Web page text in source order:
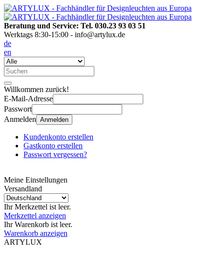
Beratung und Service: Tel. 030.23 93 03 51
Werktags 8:30-15:00 - info@artylux.de
de
en
Willkommen zurück!
E-Mail-Adresse
Passwort
Anmelden Anmelden
Kundenkonto erstellen
Gastkonto erstellen
Passwort vergessen?
Meine Einstellungen
Versandland
Ihr Merkzettel ist leer.
Merkzettel anzeigen
Ihr Warenkorb ist leer.
Warenkorb anzeigen
ARTYLUX